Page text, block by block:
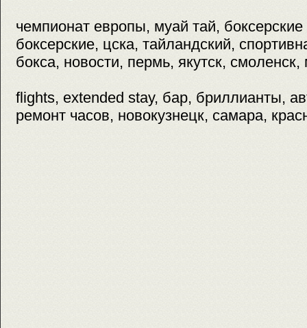
чемпионат европы, муай тай,
боксерские, цска, тайландский,
бокса, новости, пермь, якутск,
flights, extended stay, бар, бриллианты,
ремонт часов, новокузнецк, самара,